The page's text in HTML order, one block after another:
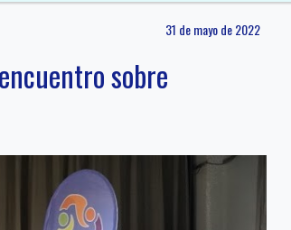
31 de mayo de 2022
sobre